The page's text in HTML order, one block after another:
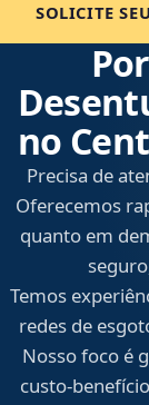
SOLICITE
no
Precisa de
Oferecemos
quanto em
Temos
redes de
Nosso foco é
custo-